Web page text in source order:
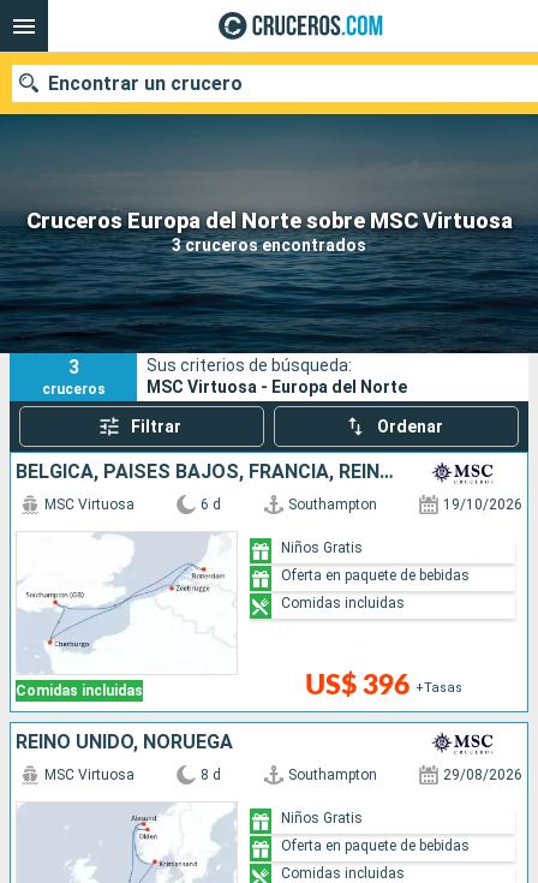
Cruceros Europa del Norte sobre MSC Virtuosa
3 cruceros encontrados
Encontrar un crucero
Nuestros destinos
Fecha de salida
Puertos Compañías
Buscar
3
cruceros
Sus criterios de búsqueda:
MSC Virtuosa - Europa del Norte
Filtrar Ordenar
BÉLGICA, PAISES BAJOS, FRANCIA, REINO UNIDO
Comidas incluidas
MSC Virtuosa 6 d Southampton 19/10/2026
US$ 396 +Tasas
Niños Gratis
Oferta en paquete de bebidas
Comidas incluidas
REINO UNIDO, NORUEGA
MSC Virtuosa 8 d Southampton 29/08/2026
Niños Gratis
Oferta en paquete de bebidas
Comidas incluidas